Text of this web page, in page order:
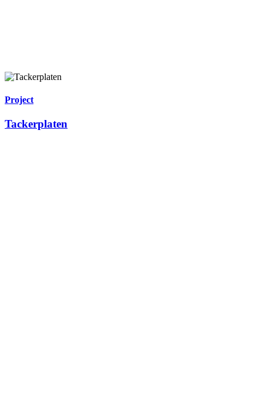
Project
Tackerplaten